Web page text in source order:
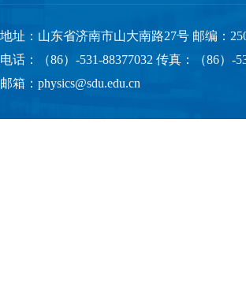
地址：山东省济南市山大南路27号 邮编：
电话：（86）-531-88377032 传真：（86）-
邮箱：physics@sdu.edu.cn